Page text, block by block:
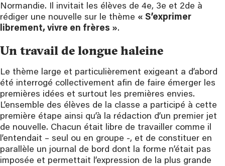
Normandie. Il invitait les élèves de 4e, 3e et 2de à
rédiger une nouvelle sur le thème « S’exprimer
librement, vivre en frères ».
Un travail de longue haleine
Le thème large et particulièrement exigeant a d’abord
été interrogé collectivement afin de faire émerger les
premières idées et surtout les premières envies.
L’ensemble des élèves de la classe a participé à cette
première étape ainsi qu’à la rédaction d’un premier jet
de nouvelle. Chacun était libre de travailler comme il
l’entendait – seul ou en groupe -, et de constituer en
parallèle un journal de bord dont la forme n’était pas
imposée et permettait l’expression de la plus grande